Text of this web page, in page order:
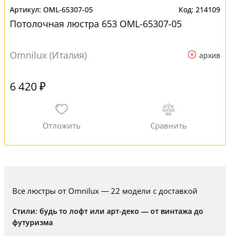
OML-65307-05 214109
Потолочная люстра 653 OML-65307-05
Omnilux (Италия) архив
6 420 ₽
Все люстры от Omnilux — 22 модели с доставкой
Стили: будь то лофт или арт-деко — от винтажа до
футуризма